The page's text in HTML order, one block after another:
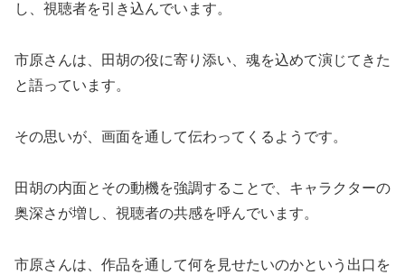
し、視聴者を引き込んでいます。
市原さんは、田胡の役に寄り添い、魂を込めて演じてきた
と語っています。
その思いが、画面を通して伝わってくるようです。
田胡の内面とその動機を強調することで、キャラクターの
奥深さが増し、視聴者の共感を呼んでいます。
市原さんは、作品を通して何を見せたいのかという出口を